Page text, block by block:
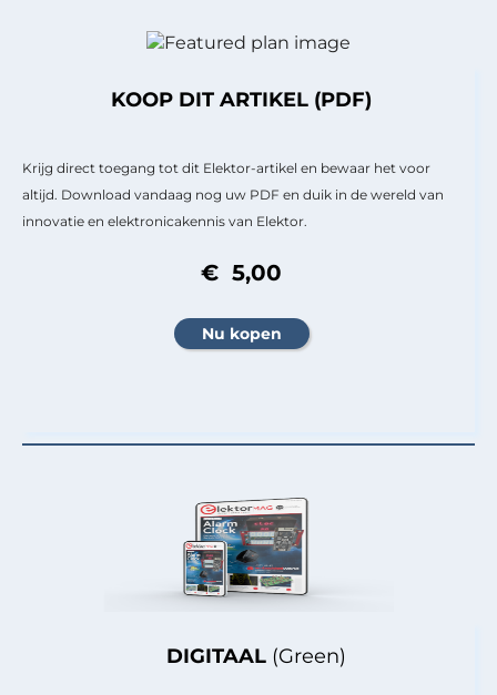
DIGITAAL (Green)
KOOP DIT ARTIKEL (PDF)
Krijg direct toegang tot dit Elektor-artikel en bewaar het voor
altijd. Download vandaag nog uw PDF en duik in de wereld van
innovatie en elektronicakennis van Elektor.
€ 5,00